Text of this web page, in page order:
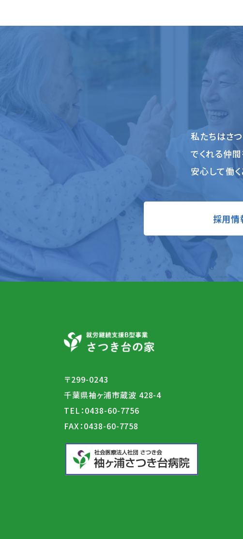
私たちはさ
でくれる仲間
安心して働
採用情
〒299-0243
千葉県袖ヶ浦市蔵波 428-4
TEL：0438-60-7756
FAX：0438-60-7758